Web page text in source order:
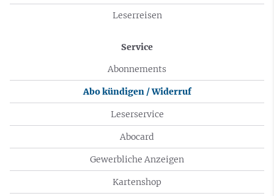
Leserreisen
Service
Abonnements
Abo kündigen / Widerruf
Leserservice
Abocard
Gewerbliche Anzeigen
Kartenshop